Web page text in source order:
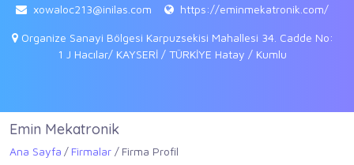
xowaloc213@inilas.com https://eminmekatronik.com/
Organize Sanayi Bölgesi Karpuzsekisi Mahallesi 34. Cadde No:
1 J Hacılar/ KAYSERİ / TÜRKİYE Hatay / Kumlu
Emin Mekatronik
Ana Sayfa Firmalar Firma Profil